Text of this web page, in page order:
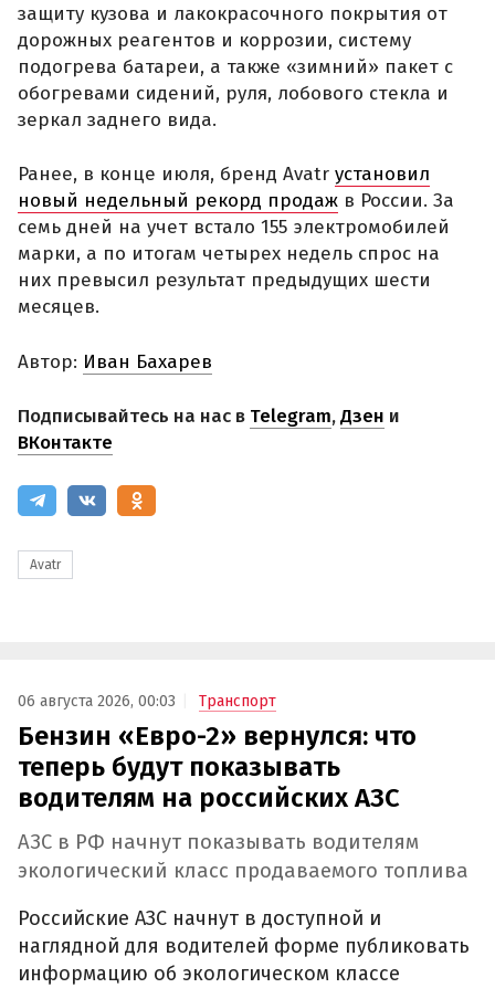
защиту кузова и лакокрасочного покрытия от
дорожных реагентов и коррозии, систему
подогрева батареи, а также «зимний» пакет с
обогревами сидений, руля, лобового стекла и
зеркал заднего вида.
Ранее, в конце июля, бренд Avatr установил
новый недельный рекорд продаж в России. За
семь дней на учет встало 155 электромобилей
марки, а по итогам четырех недель спрос на
них превысил результат предыдущих шести
месяцев.
Автор: Иван Бахарев
Подписывайтесь на нас в Telegram,Дзен и
ВКонтакте
Avatr
06 августа 2026, 00:03 Транспорт
Бензин «Евро-2» вернулся: что
теперь будут показывать
водителям на российских АЗС
АЗС в РФ начнут показывать водителям
экологический класс продаваемого топлива
Российские АЗС начнут в доступной и
наглядной для водителей форме публиковать
информацию об экологическом классе